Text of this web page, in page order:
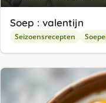
Soep : valentijn
Seizoensrecepten